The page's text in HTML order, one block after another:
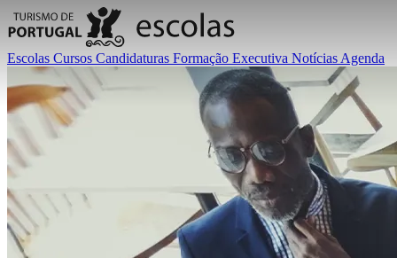
Escolas Cursos Candidaturas Formação Executiva Notícias Agenda